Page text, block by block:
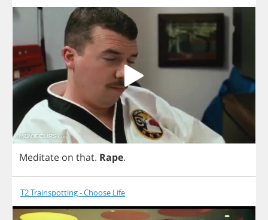
Meditate on that. Rape.
T2 Trainspotting - Choose Life